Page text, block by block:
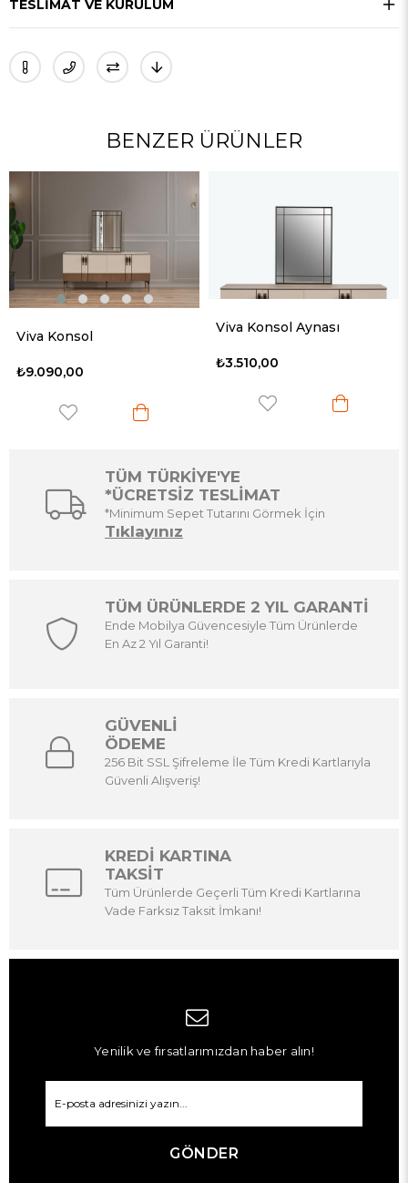
TESLIMAT VE KURULUM
BENZER ÜRÜNLER
Viva Konsol
₺9.090,00
Viva Konsol Aynası
₺3.510,00
TÜM TÜRKİYE'YE
*ÜCRETSİZ TESLİMAT
*Minimum Sepet Tutarını Görmek İçin
Tıklayınız
TÜM ÜRÜNLERDE 2 YIL GARANTİ
Ende Mobilya Güvencesiyle Tüm Ürünlerde
En Az 2 Yıl Garanti!
GÜVENLİ
ÖDEME
256 Bit SSL Şifreleme İle Tüm Kredi Kartlarıyla
Güvenli Alışveriş!
KREDİ KARTINA
TAKSİT
Tüm Ürünlerde Geçerli Tüm Kredi Kartlarına
Vade Farksız Taksit İmkanı!
Yenilik ve fırsatlarımızdan haber alın!
GÖNDER